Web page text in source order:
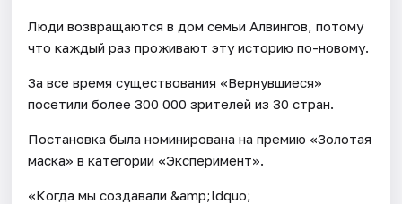
Люди возвращаются в дом семьи Алвингов, потому
что каждый раз проживают эту историю по-новому.
За все время существования «Вернувшиеся»
посетили более 300 000 зрителей из 30 стран.
Постановка была номинирована на премию «Золотая
маска» в категории «Эксперимент».
«Когда мы создавали &amp;ldquo;